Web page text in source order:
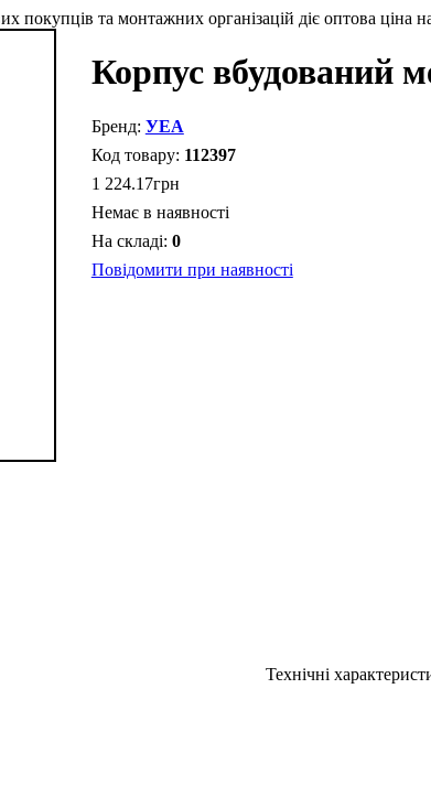
та монтажних організацій діє оптова ціна
Корпус вбудований
УЕА
112397
1 224.17грн
Немає в наявності
0
Повідомити при наявності
Технічні